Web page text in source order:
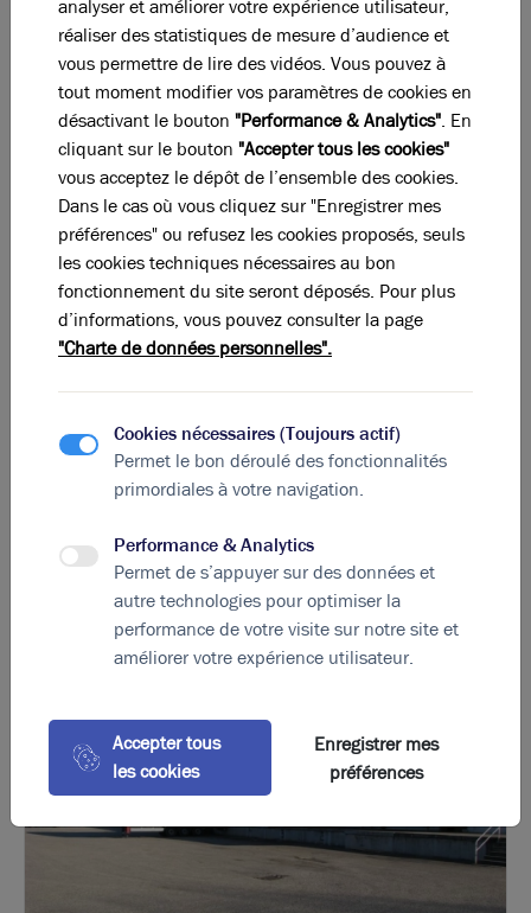
plus de 350 adhérents, dont 250 entreprises, 50
centres de recherches et développement, 30
institutions et partenaires et 20 pouvoirs publics. Le
pôle de compétitivité
dispose d’un réseau de plus de
5 000 contacts industriels et scientifiques qu’il met à
profit de ses adhérents.
Depuis sa création, Plastipolis a labellisé un total de
175 projets pour un montant de 450 millions d’euros.
Le pôle a également accompagné 25 projets à
rayonnement européen.
Lepôle de compétitivité
Plastipolis représente 33 000
salariés soit 20% de l’effectif national de
plasturgie
réalise un total de 8 milliards d’euros de chiffre
d’affaires, soit 30% de la production française.
La perle rare pour votreprojet immobilier
Ces offres peuvent vous intéresser
analyser et améliorer votre expérience utilisateur,
réaliser des statistiques de mesure d’audience et
vous permettre de lire des vidéos. Vous pouvez à
tout moment modifier vos paramètres de cookies en
désactivant le bouton "Performance & Analytics". En
cliquant sur le bouton "Accepter tous les cookies"
vous acceptez le dépôt de l’ensemble des cookies.
Dans le cas où vous cliquez sur "Enregistrer mes
préférences" ou refusez les cookies proposés, seuls
les cookies techniques nécessaires au bon
fonctionnement du site seront déposés. Pour plus
d’informations, vous pouvez consulter la page
"Charte de données personnelles".
Cookies nécessaires (Toujours actif)
Permet le bon déroulé des fonctionnalités
primordiales à votre navigation.
Performance & Analytics
Permet de s’appuyer sur des données et
autre technologies pour optimiser la
performance de votre visite sur notre site et
améliorer votre expérience utilisateur.
Accepter tous
les cookies
Enregistrer mes
préférences